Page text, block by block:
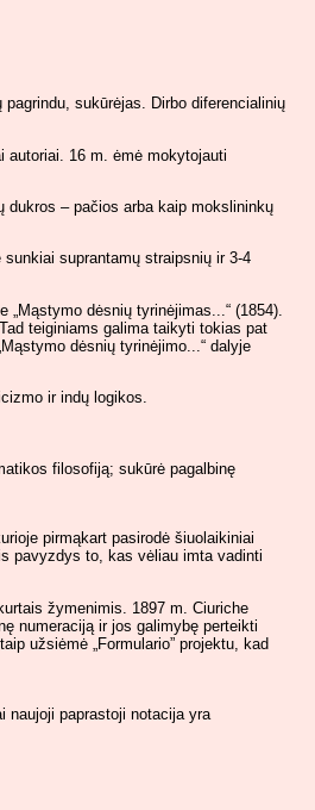
sukūrėjas. Dirbo diferencialinių
autoriai. 16 m. ėmė mokytojauti
dukros – pačios arba kaip mokslininkų
suprantamų straipsnių ir 3-4
dėsnių tyrinėjimas...“ (1854).
teiginiams galima taikyti tokias pat
dėsnių tyrinėjimo...“ dalyje
ir indų logikos.
filosofiją; sukūrė pagalbinę
pirmąkart pasirodė šiuolaikiniai
pavyzdys to, kas vėliau imta vadinti
žymenimis. 1897 m. Ciuriche
numeraciją ir jos galimybę perteikti
užsiėmė „Formulario” projektu, kad
naujoji paprastoji notacija yra